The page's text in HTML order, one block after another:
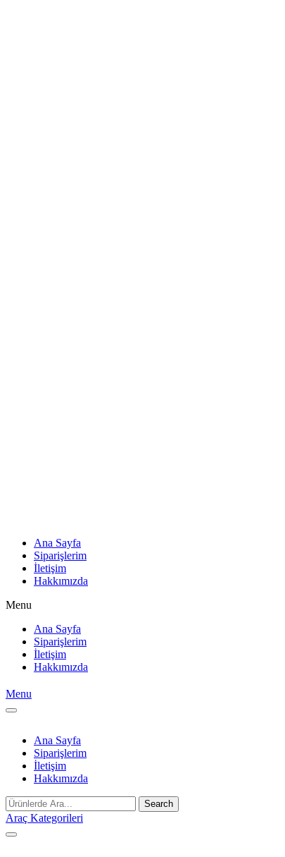
Ana Sayfa
Siparişlerim
İletişim
Hakkımızda
Menu
Ana Sayfa
Siparişlerim
İletişim
Hakkımızda
Menu
Ana Sayfa
Siparişlerim
İletişim
Hakkımızda
Search
Araç Kategorileri